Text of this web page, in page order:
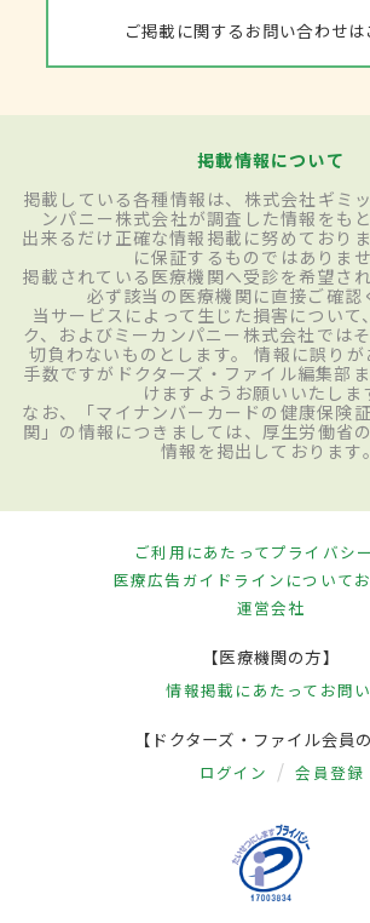
ご掲載に関するお問い合わせは
掲載情報について
掲載している各種情報は、株式会社ギミ
ンパニー株式会社が調査した情報をも
出来るだけ正確な情報掲載に努めており
に保証するものではありませ
掲載されている医療機関へ受診を希望さ
必ず該当の医療機関に直接ご確認
当サービスによって生じた損害について
ク、およびミーカンパニー株式会社では
切負わないものとします。 情報に誤り
手数ですがドクターズ・ファイル編集部
けますようお願いいたしま
なお、「マイナンバーカードの健康保険
関」の情報につきましては、厚生労働省
情報を掲出しております。
ご利用にあたってプライバシ
医療広告ガイドラインについて
運営会社
【医療機関の方】
情報掲載にあたって お問
【ドクターズ・ファイル会員の
ログイン 会員登録